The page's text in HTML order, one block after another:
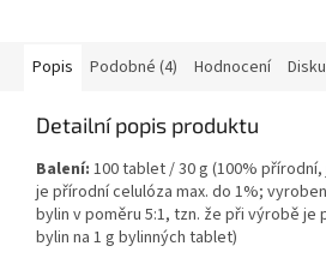
Popis Podobné (4) Hodnocení
Detailní popis produktu
Balení: 100 tablet / 30 g (100%
je přírodní celulóza max. do 1%;
bylin v poměru 5:1, tzn. že při výrobě je
bylin na 1 g bylinných tablet)